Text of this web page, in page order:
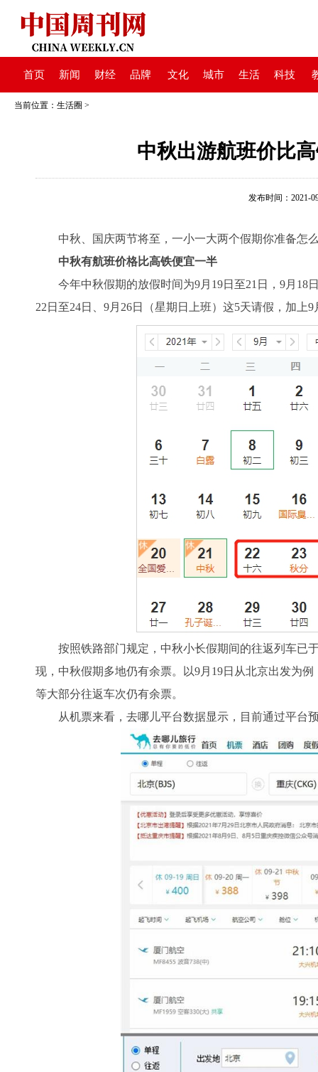
首页 新闻 财经 品牌 文化 城市 生活 科技
当前位置： 生活圈 >
中秋出游航班价比
发布时间：2021-
中秋、国庆两节将至，一小一大两个假期你准备怎么
中秋有航班价格比高铁便宜一半
今年中秋假期的放假时间为9月19日至21日，9月18
22日至24日、9月26日（星期日上班）这5天请假，加上
按照铁路部门规定，中秋小长假期间的往返列车已于
现，中秋假期多地仍有余票。以9月19日从北京出发为
等大部分往返车次仍有余票。
从机票来看，去哪儿平台数据显示，目前通过平台预